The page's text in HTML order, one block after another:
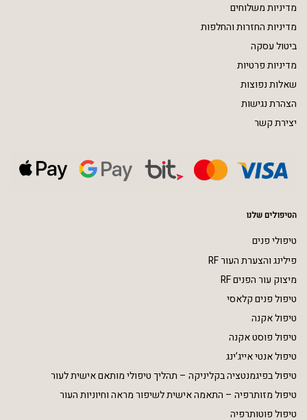
מדיניות משלוחים
מדיניות החזרות והחלפות
ביטול עסקה
מדיניות פרטיות
שאלות נפוצות
הצהרת נגישות
יצירת קשר
הטיפולים שלנו
טיפולי פנים
פילינג והצערת העור RF
מיצוק עור הפנים RF
טיפול פנים קלאסי
טיפול אקנה
טיפול פוסט אקנה
טיפול אנטי אייג’ינג
טיפול בפיגמנטציה בקליניקה – תהליך טיפולי מותאם אישית לעור
טיפול מזותרפיה – התאמה אישית לשיפור מראה וחיוניות העור
טיפול פוטותרפיה